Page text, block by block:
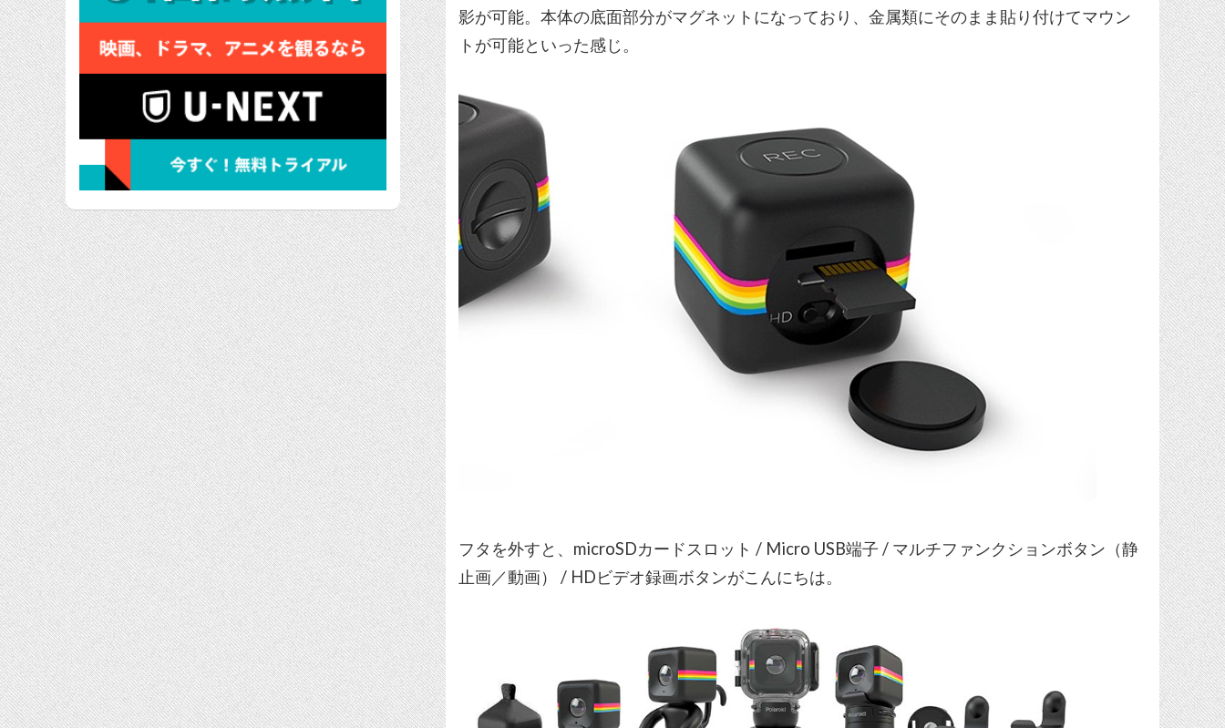
影が可能。本体の底面部分がマグネットになっており、金属類にそのまま貼り付けてマウン
トが可能といった感じ。
フタを外すと、microSDカードスロット / Micro USB端子 / マルチファンクションボタン（静
止画／動画） / HDビデオ録画ボタンがこんにちは。